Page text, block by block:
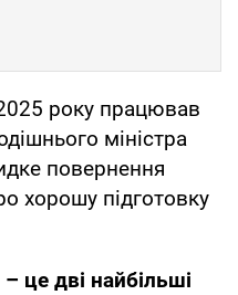
року працював
міністра
повернення
хорошу підготовку
це дві найбільші